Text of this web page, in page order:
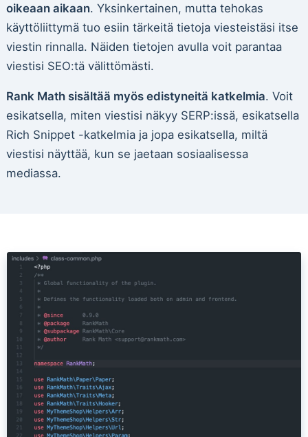
oikeaan aikaan. Yksinkertainen, mutta tehokas
käyttöliittymä tuo esiin tärkeitä tietoja viesteistäsi itse
viestin rinnalla. Näiden tietojen avulla voit parantaa
viestisi SEO:tä välittömästi.
Rank Math sisältää myös edistyneitä katkelmia. Voit
esikatsella, miten viestisi näkyy SERP:issä, esikatsella
Rich Snippet -katkelmia ja jopa esikatsella, miltä
viestisi näyttää, kun se jaetaan sosiaalisessa
mediassa.